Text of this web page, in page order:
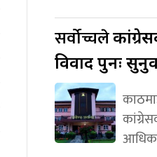
सर्वोच्चले
विवाद पुनः